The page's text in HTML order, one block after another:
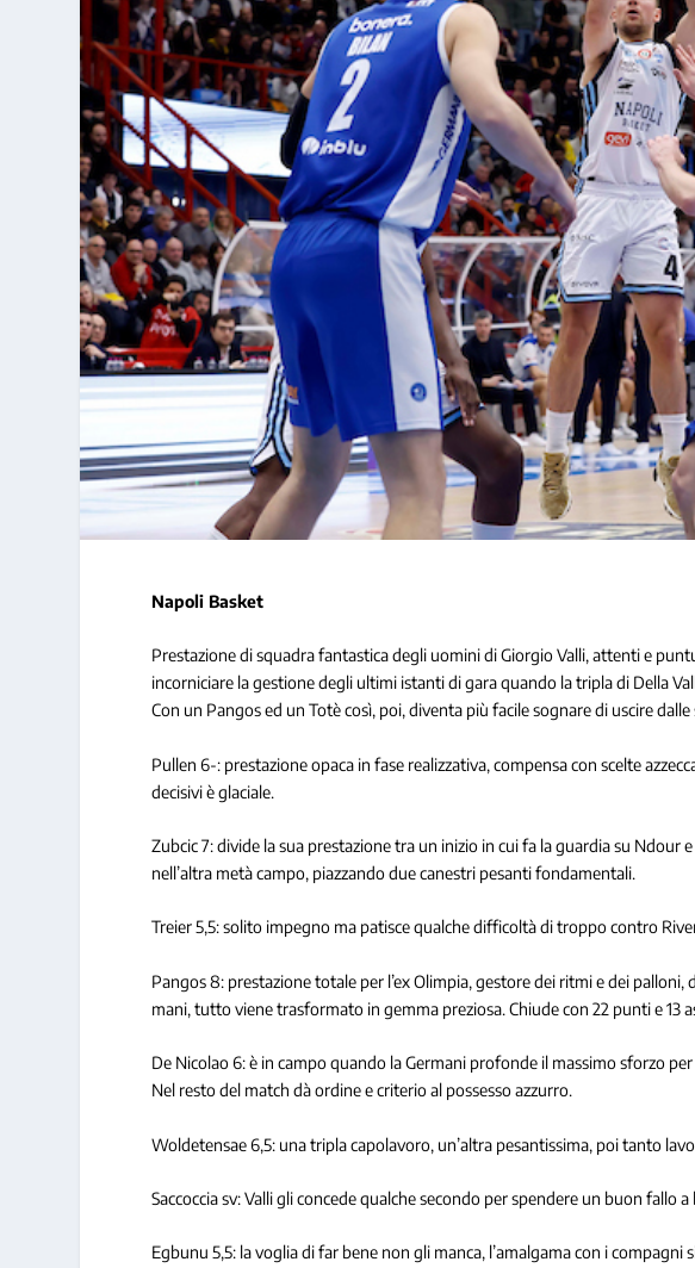
Napoli Basket
Prestazione di squadra fantastica degli uomini di Giorgio Valli, attenti e
incorniciare la gestione degli ultimi istanti di gara quando la tripla di Della
Con un Pangos ed un Totè così, poi, diventa più facile sognare di uscire
Pullen 6-: prestazione opaca in fase realizzativa, compensa con scelte
decisivi è glaciale.
Zubcic 7: divide la sua prestazione tra un inizio in cui fa la guardia su
nell’altra metà campo, piazzando due canestri pesanti fondamentali.
Treier 5,5: solito impegno ma patisce qualche difficoltà di troppo contro
Pangos 8: prestazione totale per l’ex Olimpia, gestore dei ritmi e dei
mani, tutto viene trasformato in gemma preziosa. Chiude con 22 punti e 13
De Nicolao 6: è in campo quando la Germani profonde il massimo sforzo
Nel resto del match dà ordine e criterio al possesso azzurro.
Woldetensae 6,5: una tripla capolavoro, un’altra pesantissima, poi tanto
Saccoccia sv: Valli gli concede qualche secondo per spendere un buon fallo
Egbunu 5,5: la voglia di far bene non gli manca, l’amalgama con i